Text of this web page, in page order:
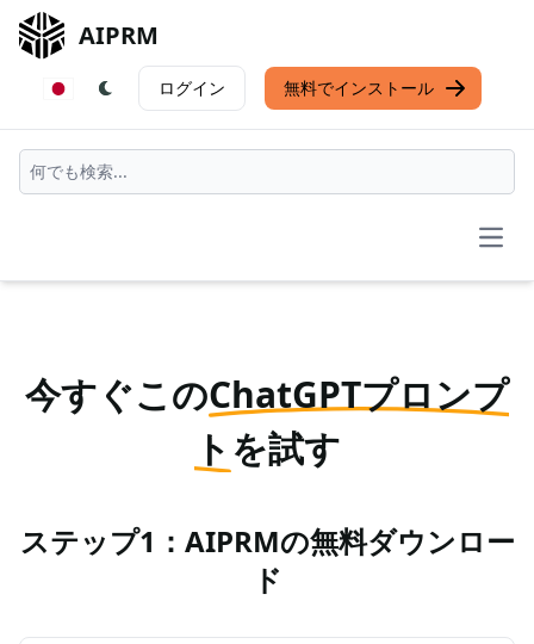
AIPRM
ログイン 無料でインストール
今すぐこのChatGPTプロンプ
ト を試す
ステップ1：AIPRMの無料ダウンロー
ド